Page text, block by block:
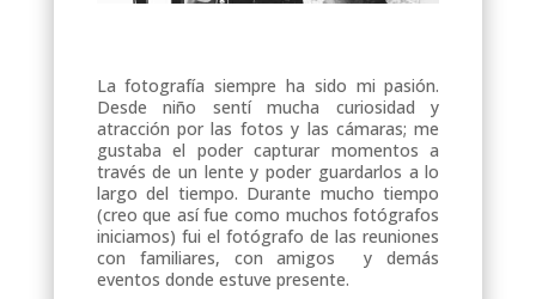
La fotografía siempre ha sido mi pasión.
Desde niño sentí mucha curiosidad y
atracción por las fotos y las cámaras; me
gustaba el poder capturar momentos a
través de un lente y poder guardarlos a lo
largo del tiempo. Durante mucho tiempo
(creo que así fue como muchos fotógrafos
iniciamos) fui el fotógrafo de las reuniones
con familiares, con amigos y demás
eventos donde estuve presente.